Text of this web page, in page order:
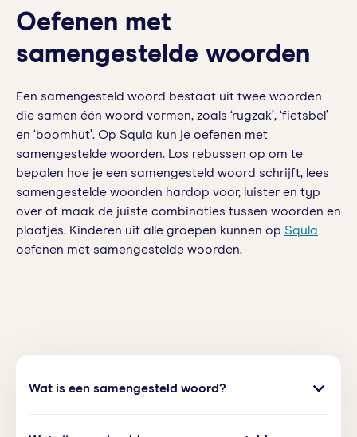
Oefenen met
samengestelde woorden
Een samengesteld woord bestaat uit twee woorden
die samen één woord vormen, zoals ‘rugzak’, ‘fietsbel’
en ‘boomhut’. Op Squla kun je oefenen met
samengestelde woorden. Los rebussen op om te
bepalen hoe je een samengesteld woord schrijft, lees
samengestelde woorden hardop voor, luister en typ
over of maak de juiste combinaties tussen woorden en
plaatjes. Kinderen uit alle groepen kunnen op Squla
oefenen met samengestelde woorden.
Wat is een samengesteld woord?